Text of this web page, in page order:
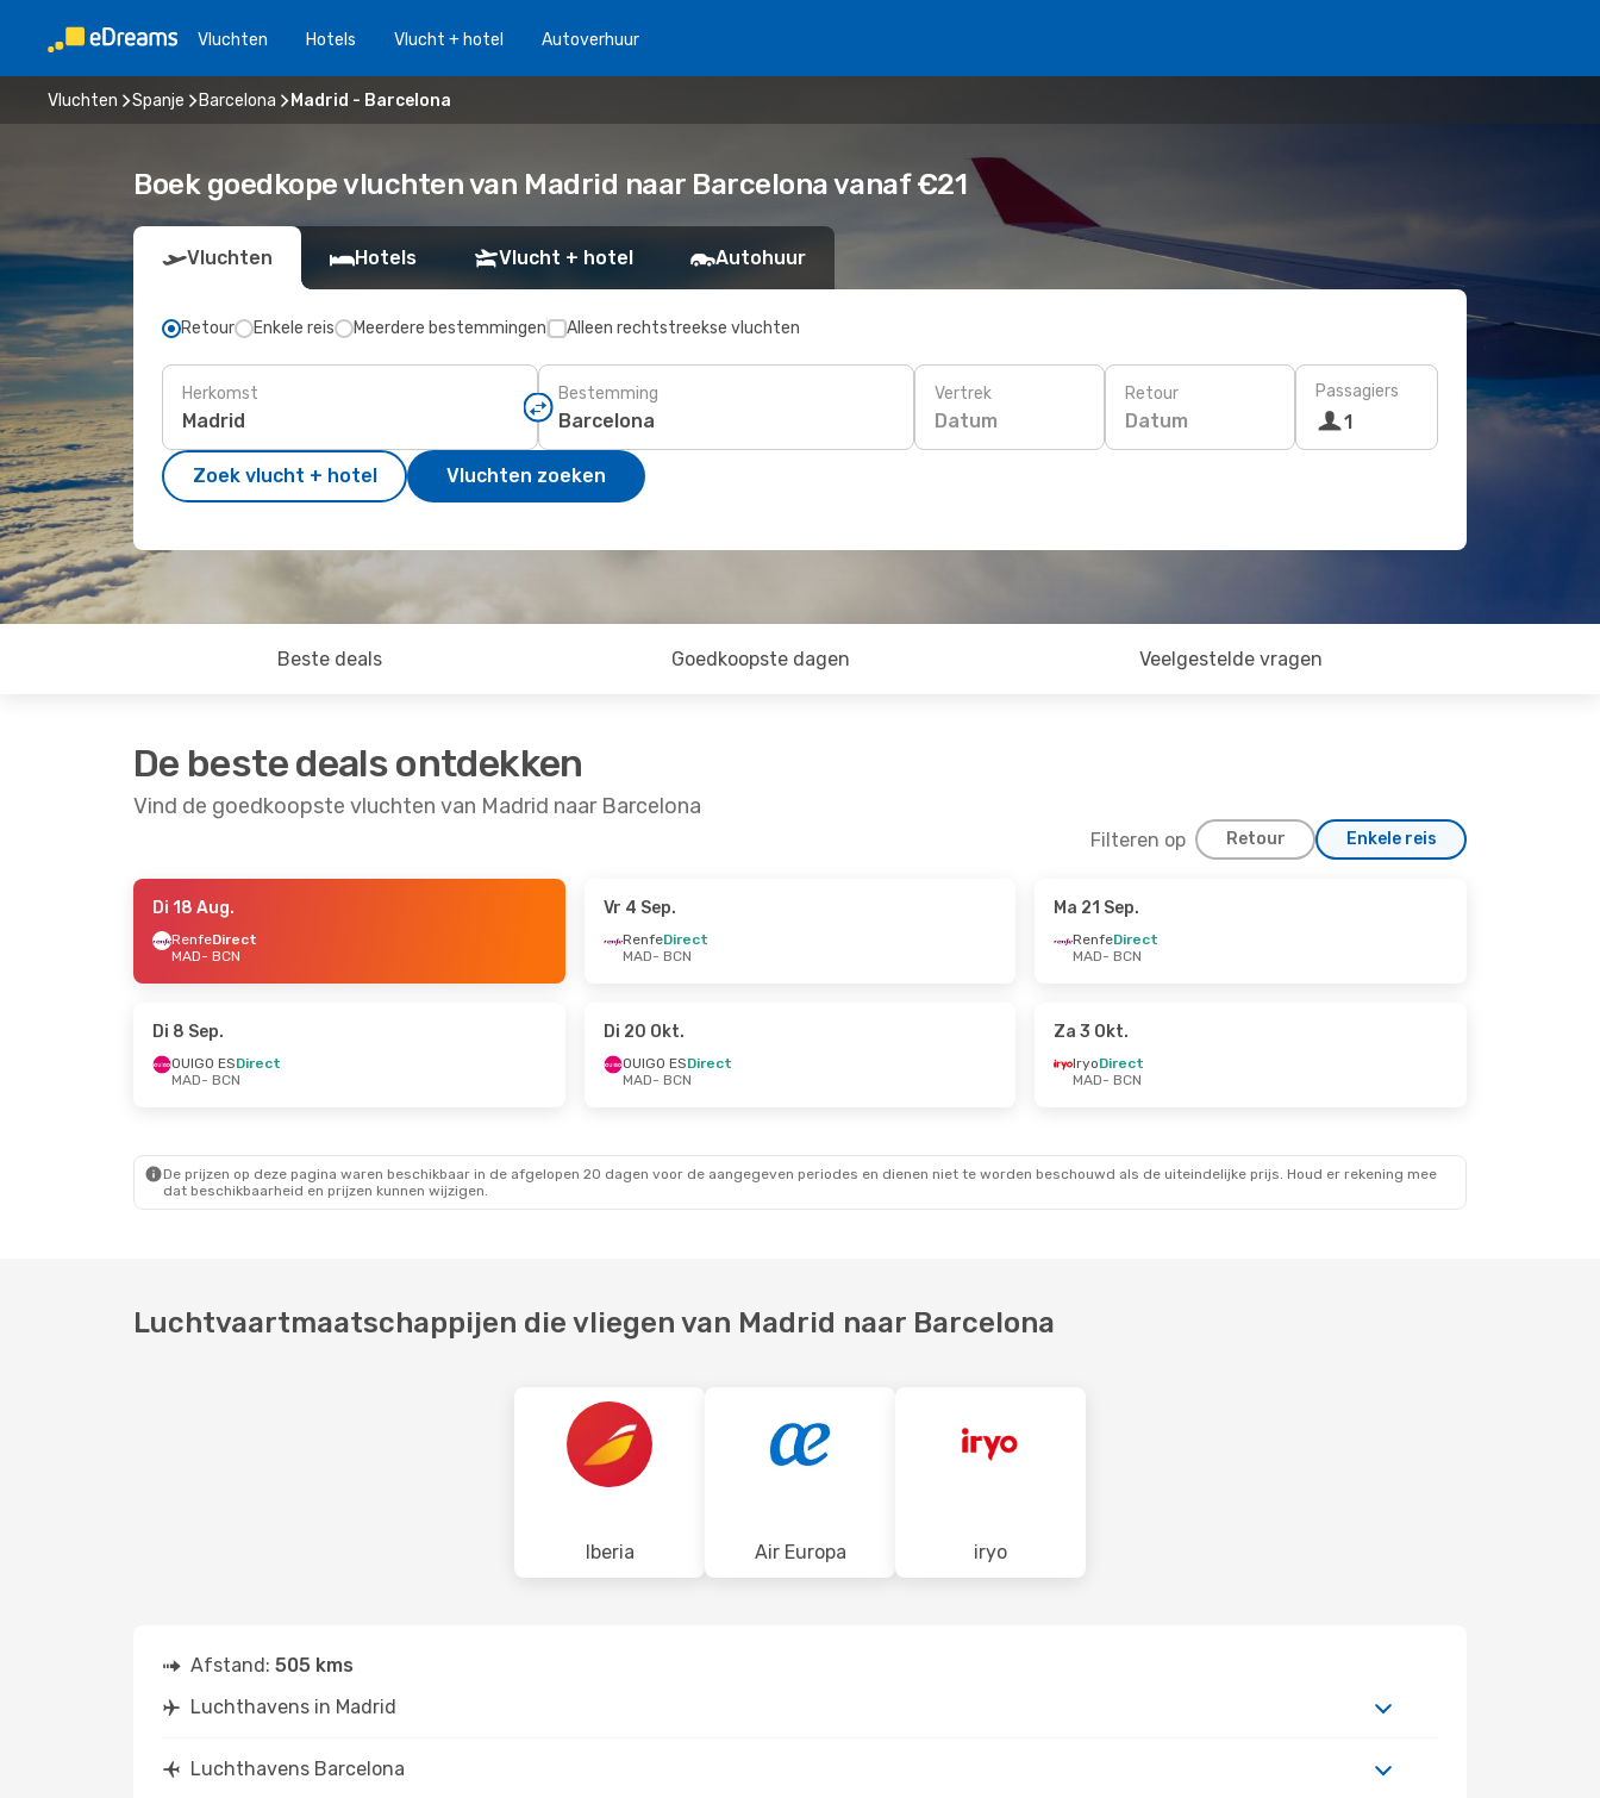
Vluchten Hotels Vlucht + hotel Autoverhuur
Vluchten Spanje Barcelona Madrid - Barcelona
Boek goedkope vluchten van Madrid naar Barcelona vanaf €21
Vluchten Hotels Vlucht + hotel Autohuur
Retour Enkele reis Meerdere bestemmingen Alleen rechtstreekse vluchten
Herkomst Bestemming Vertrek
Datum
Retour
Datum
Passagiers
1
Zoek vlucht + hotel Vluchten zoeken
Beste deals Goedkoopste dagen Veelgestelde vragen
De beste deals ontdekken
Vind de goedkoopste vluchten van Madrid naar Barcelona
Filteren op Retour Enkele reis
- Di 1 Sep.
- Vr 21 Aug.
BCN - MAD - MAD
Di 18 Aug.
RenfeDirect
MAD- BCN
Vr 4 Sep.
RenfeDirect
MAD- BCN
Ma 21 Sep.
RenfeDirect
MAD- BCN
Di 8 Sep.
OUIGO ESDirect
MAD- BCN
Di 20 Okt.
OUIGO ESDirect
MAD- BCN
Za 3 Okt.
IryoDirect
MAD- BCN
De prijzen op deze pagina waren beschikbaar in de afgelopen 20 dagen voor de aangegeven periodes en dienen niet te worden beschouwd als de uiteindelijke prijs. Houd er rekening mee
dat beschikbaarheid en prijzen kunnen wijzigen.
Luchtvaartmaatschappijen die vliegen van Madrid naar Barcelona
Iberia Air Europa iryo
Afstand: 505 kms
Luchthavens in Madrid
Luchthavens Barcelona